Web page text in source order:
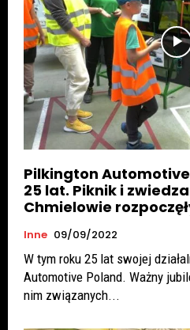
Pilkington
25 lat. Piknik i
Chmielowie
Inne 09/09/2022
W tym roku 25 lat swojej
Automotive Poland. Ważny
nim związanych...